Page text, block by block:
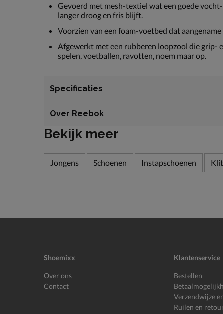
Gevoerd met mesh-textiel wat een goede
langer droog en fris blijft.
Voorzien van een foam-voetbed dat
Afgewerkt met een rubberen loopzool die grip-
spelen, voetballen, ravotten, noem maar op.
Specificaties
Over Reebok
Bekijk meer
Jongens Schoenen Instapschoenen
Shoemixx
Over ons
Contact
Klantenservice
Bestellen
Verzendwijze
Ruilen en